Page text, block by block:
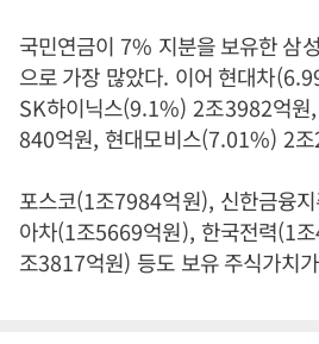
국민연금이 7% 지분을 보유한 삼
으로 가장 많았다. 이어 현대차
SK하이닉스(9.1%) 2조3982억원,
840억원, 현대모비스(7.01%) 2조
포스코(1조7984억원), 신한금융
아차(1조5669억원), 한국전력(1조
조3817억원) 등도 보유 주식가치가